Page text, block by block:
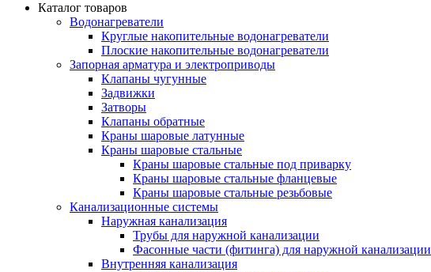
Каталог товаров
Водонагреватели
Круглые накопительные водонагреватели
Плоские накопительные водонагреватели
Запорная арматура и электроприводы
Клапаны чугунные
Задвижки
Затворы
Клапаны обратные
Краны шаровые латунные
Краны шаровые стальные
Краны шаровые стальные под приварку
Краны шаровые стальные фланцевые
Краны шаровые стальные резьбовые
Канализационные системы
Наружная канализация
Трубы для наружной канализации
Фасонные части (фитинга) для наружной канализации
Внутренняя канализация